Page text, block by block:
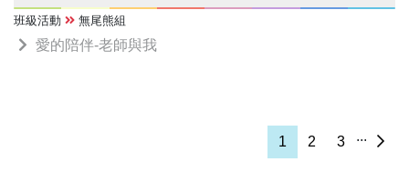
班級活動 無尾熊組
愛的陪伴-老師與我
1 2 3 ...